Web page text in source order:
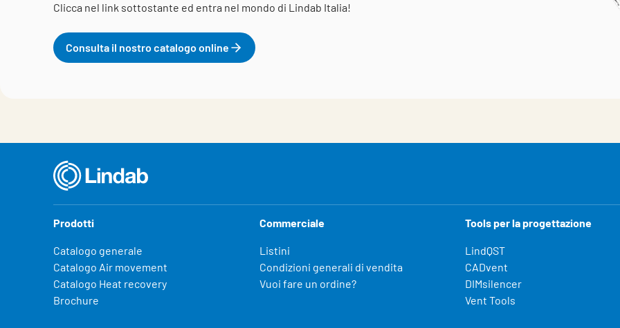
Clicca nel link sottostante ed entra nel mondo di Lindab Italia!
Consulta il nostro catalogo online
Prodotti
Catalogo generale
Catalogo Air movement
Catalogo Heat recovery
Brochure
Commerciale
Listini
Condizioni generali di vendita
Vuoi fare un ordine?
Tools per la progettazione
LindQST
CADvent
DIMsilencer
Vent Tools